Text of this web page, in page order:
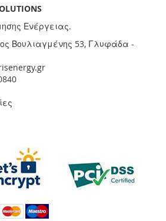
Ενέργειας.
Βουλιαγμένης 53, Γλυφάδα -